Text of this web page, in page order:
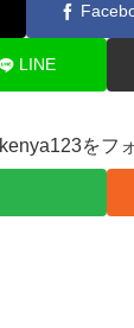
LINE
kenya123をフ